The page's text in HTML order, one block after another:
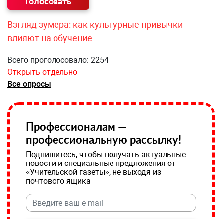
Взгляд зумера: как культурные привычки
влияют на обучение
Всего проголосовало: 2254
Открыть отдельно
Все опросы
Профессионалам —
профессиональную рассылку!
Подпишитесь, чтобы получать актуальные
новости и специальные предложения от
«Учительской газеты», не выходя из
почтового ящика